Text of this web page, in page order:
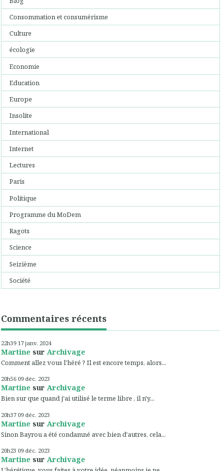
Consommation et consumérisme
Culture
écologie
Economie
Education
Europe
Insolite
International
Internet
Lectures
Paris
Politique
Programme du MoDem
Ragots
Science
Seizième
Société
Commentaires récents
22h39 17 janv. 2024
Martine sur Archivage
Comment allez vous l'héré ? Il est encore temps, alors...
20h56 09 déc. 2023
Martine sur Archivage
Bien sur que quand j'ai utilisé le terme libre , il n'y...
20h37 09 déc. 2023
Martine sur Archivage
Sinon Bayrou a été condamné avec bien d'autres, cela...
20h23 09 déc. 2023
Martine sur Archivage